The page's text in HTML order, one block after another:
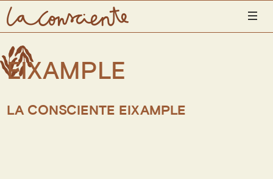
PRODUCTOS
EIXAMPLE
LA CONSCIENTE EIXAMPLE